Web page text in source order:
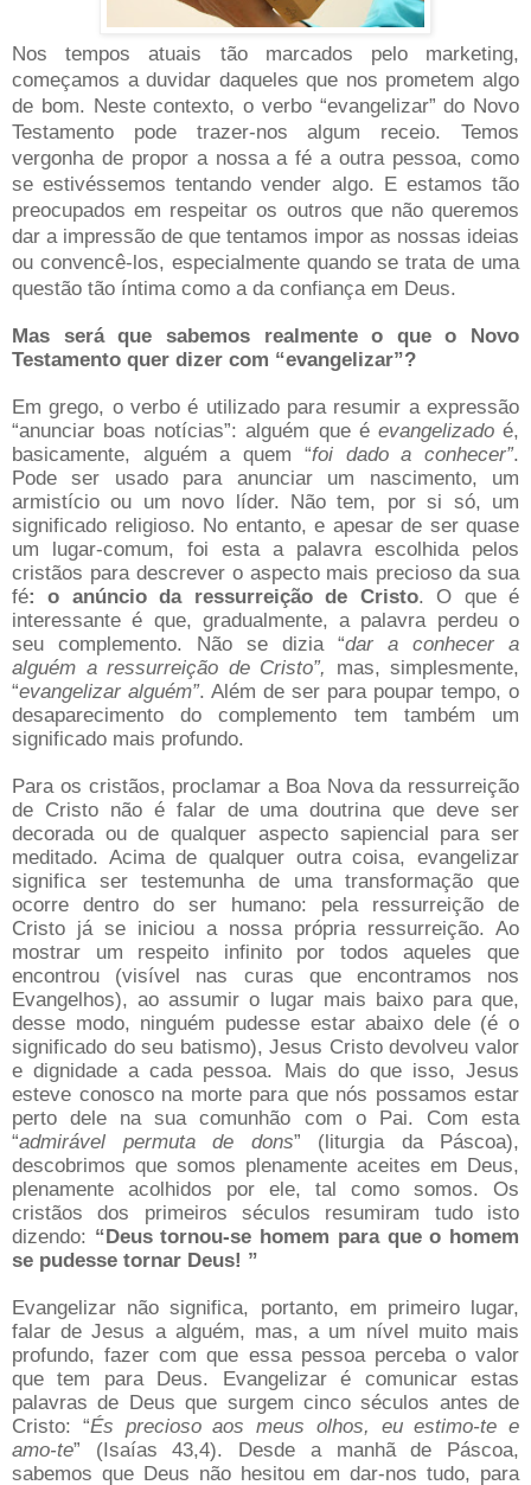
Nos tempos atuais tão marcados pelo marketing,
começamos a duvidar daqueles que nos prometem algo
de bom. Neste contexto, o verbo “evangelizar” do Novo
Testamento pode trazer-nos algum receio. Temos
vergonha de propor a nossa a fé a outra pessoa, como
se estivéssemos tentando vender algo. E estamos tão
preocupados em respeitar os outros que não queremos
dar a impressão de que tentamos impor as nossas ideias
ou convencê-los, especialmente quando se trata de uma
questão tão íntima como a da confiança em Deus.
Mas será que sabemos realmente o que o Novo
Testamento quer dizer com “evangelizar”?
Em grego, o verbo é utilizado para resumir a expressão
“anunciar boas notícias”: alguém que é evangelizadoé,
basicamente, alguém a quem “foi dado a conhecer”.
Pode ser usado para anunciar um nascimento, um
armistício ou um novo líder. Não tem, por si só, um
significado religioso. No entanto, e apesar de ser quase
um lugar-comum, foi esta a palavra escolhida pelos
cristãos para descrever o aspecto mais precioso da sua
fé: o anúncio da ressurreição de Cristo. O que é
interessante é que, gradualmente, a palavra perdeu o
seu complemento. Não se dizia “dar a conhecer a
alguém a ressurreição de Cristo”, mas, simplesmente,
“evangelizar alguém”. Além de ser para poupar tempo, o
desaparecimento do complemento tem também um
significado mais profundo.
Para os cristãos, proclamar a Boa Nova da ressurreição
de Cristo não é falar de uma doutrina que deve ser
decorada ou de qualquer aspecto sapiencial para ser
meditado. Acima de qualquer outra coisa, evangelizar
significa ser testemunha de uma transformação que
ocorre dentro do ser humano: pela ressurreição de
Cristo já se iniciou a nossa própria ressurreição. Ao
mostrar um respeito infinito por todos aqueles que
encontrou (visível nas curas que encontramos nos
Evangelhos), ao assumir o lugar mais baixo para que,
desse modo, ninguém pudesse estar abaixo dele (é o
significado do seu batismo), Jesus Cristo devolveu valor
e dignidade a cada pessoa. Mais do que isso, Jesus
esteve conosco na morte para que nós possamos estar
perto dele na sua comunhão com o Pai. Com esta
“admirável permuta de dons” (liturgia da Páscoa),
descobrimos que somos plenamente aceites em Deus,
plenamente acolhidos por ele, tal como somos. Os
cristãos dos primeiros séculos resumiram tudo isto
dizendo: “Deus tornou-se homem para que o homem
se pudesse tornar Deus! ”
Evangelizar não significa, portanto, em primeiro lugar,
falar de Jesus a alguém, mas, a um nível muito mais
profundo, fazer com que essa pessoa perceba o valor
que tem para Deus. Evangelizar é comunicar estas
palavras de Deus que surgem cinco séculos antes de
Cristo: “És precioso aos meus olhos, eu estimo-te e
amo-te” (Isaías 43,4). Desde a manhã de Páscoa,
sabemos que Deus não hesitou em dar-nos tudo, para